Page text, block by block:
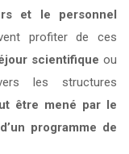
et le personnel
profiter de ces
scientifique ou
les structures
être mené par le
programme de